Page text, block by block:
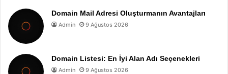
Domain Mail Adresi Oluşturmanın Avantajları
Admin 9 Ağustos 2026
Domain Listesi: En İyi Alan Adı Seçenekleri
Admin 9 Ağustos 2026